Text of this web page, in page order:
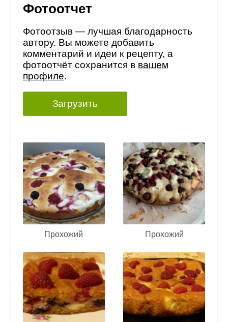
Фотоотчет
Фотоотзыв — лучшая благодарность
автору. Вы можете добавить
комментарий и идеи к рецепту, а
фотоотчёт сохранится в вашем
профиле.
Загрузить
Прохожий Прохожий